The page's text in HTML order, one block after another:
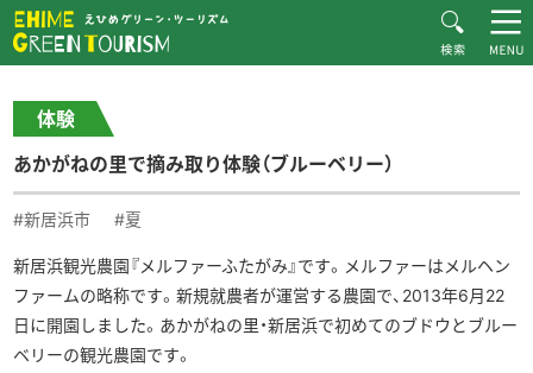
お知らせ
おすすめプラン
体験・施設紹介
逸品紹介
体験談
ダウンロード
あかがねの里で摘み取り体験（ブルーベリー）
体験
あかがねの里で摘み取り体験（ブルーベリー）
#新居浜市 #夏
新居浜観光農園『メルファーふたがみ』です。メルファーはメルヘン
ファームの略称です。新規就農者が運営する農園で、2013年6月22
日に開園しました。あかがねの里・新居浜で初めてのブドウとブルー
ベリーの観光農園です。